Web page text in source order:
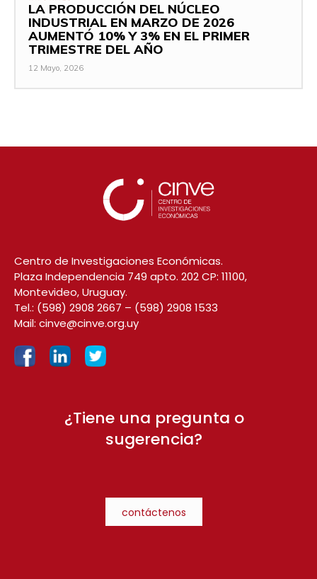
LA PRODUCCIÓN DEL NÚCLEO
INDUSTRIAL EN MARZO DE 2026
AUMENTÓ 10% Y 3% EN EL PRIMER
TRIMESTRE DEL AÑO
12 Mayo, 2026
Centro de Investigaciones Económicas.
Plaza Independencia 749 apto. 202 CP: 11100,
Montevideo, Uruguay.
Tel.: (598) 2908 2667 – (598) 2908 1533
Mail: cinve@cinve.org.uy
¿Tiene una pregunta o
sugerencia?
contáctenos